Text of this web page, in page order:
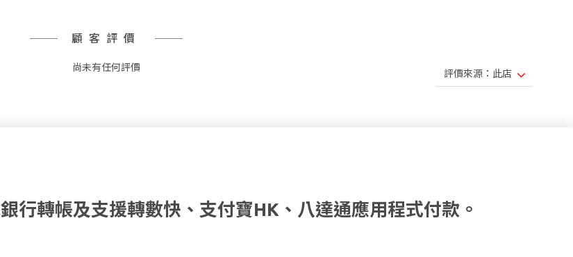
顧客評價
尚未有任何評價
行轉帳及支援轉數快、支付寶HK、八達通應用程式付款。